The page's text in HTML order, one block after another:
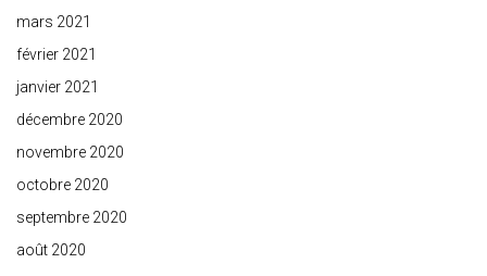
mars 2021
février 2021
janvier 2021
décembre 2020
novembre 2020
octobre 2020
septembre 2020
août 2020